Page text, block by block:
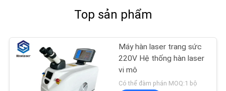
Top sản phẩm
Máy hàn laser trang sức
220V Hệ thống hàn laser
vi mô
Có thể đàm phán MOQ:1 bộ